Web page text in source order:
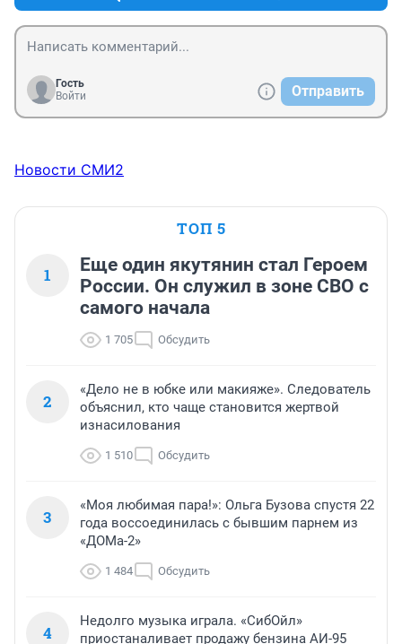
Гость
Войти
Отправить
Новости СМИ2
ТОП 5
1
Еще один якутянин стал Героем
России. Он служил в зоне СВО с
самого начала
1 705 Обсудить
2
«Дело не в юбке или макияже». Следователь
объяснил, кто чаще становится жертвой
изнасилования
1 510 Обсудить
3
«Моя любимая пара!»: Ольга Бузова спустя 22
года воссоединилась с бывшим парнем из
«ДОМа-2»
1 484 Обсудить
4
Недолго музыка играла. «СибОйл»
приостаналивает продажу бензина АИ-95